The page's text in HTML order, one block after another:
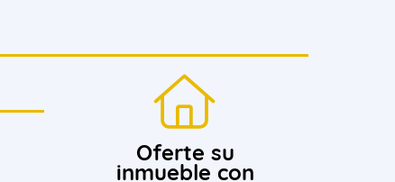
Oferte su
inmueble con